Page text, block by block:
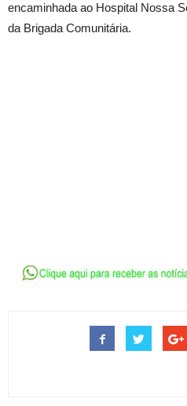
encaminhada ao Hospital Nossa
da Brigada Comunitária.